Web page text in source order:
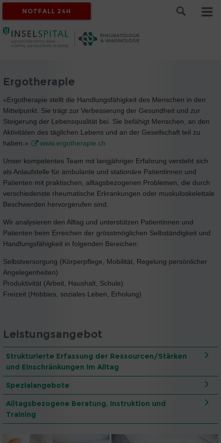
NOTFALL 24H
Ergotherapie
«Ergotherapie stellt die Handlungsfähigkeit des Menschen in den
Mittelpunkt. Sie trägt zur Verbesserung der Gesundheit und zur
Steigerung der Lebensqualität bei. Sie befähigt Menschen, an den
Aktivitäten des täglichen Lebens und an der Gesellschaft teil zu
haben.»
www.ergotherapie.ch
Unser kompetentes Team mit langjähriger Erfahrung versteht sich
als Anlaufstelle für ambulante und stationäre Patientinnen und
Patienten mit praktischen, alltagsbezogenen Problemen, die durch
verschiedenste rheumatische Erkrankungen oder muskuloskelettale
Beschwerden hervorgerufen sind.
Wir analysieren den Alltag und unterstützen Patientinnen und
Patienten beim Erreichen der grösstmöglichen Selbständigkeit und
Handlungsfähigkeit in folgenden Bereichen:
Selbstversorgung (Körperpflege, Mobilität, Regelung persönlicher
Angelegenheiten)
Produktivität (Arbeit, Haushalt, Schule)
Freizeit (Hobbies, soziales Leben, Erholung)
Leistungsangebot
Strukturierte Erfassung der Ressourcen/Stärken
und Einschränkungen im Alltag
Spezialangebote
Alltagsbezogene Beratung, Instruktion und
Training